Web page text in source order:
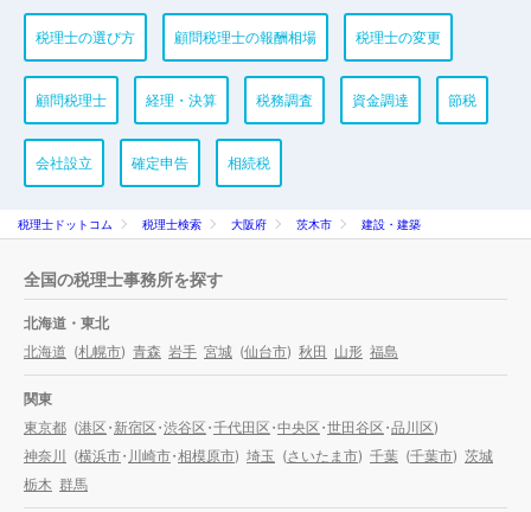
税理士の選び方 顧問税理士の報酬相場 税理士の変更
顧問税理士 経理・決算 税務調査 資金調達 節税
会社設立 確定申告 相続税
税理士ドットコム 税理士検索 大阪府 茨木市 建設・建築
全国の税理士事務所を探す
北海道・東北
北海道 (札幌市) 青森 岩手 宮城 (仙台市) 秋田 山形 福島
関東
東京都 (港区・新宿区・渋谷区・千代田区・中央区・世田谷区・品川区)
神奈川
(横浜市・川崎市・相模原市) 埼玉 (さいたま市) 千葉 (千葉市) 茨城
栃木 群馬